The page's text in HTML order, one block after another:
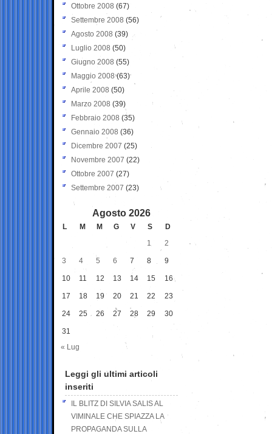
Ottobre 2008 (67)
Settembre 2008 (56)
Agosto 2008 (39)
Luglio 2008 (50)
Giugno 2008 (55)
Maggio 2008(63)
Aprile 2008 (50)
Marzo 2008 (39)
Febbraio 2008 (35)
Gennaio 2008 (36)
Dicembre 2007 (25)
Novembre 2007 (22)
Ottobre 2007 (27)
Settembre 2007 (23)
Agosto 2026
L M M G V S
D
1
2
3 4 5 6 7 8 9
10 11 12 13 14 15 16
17 18 19 20 21 22 23
24 25 26 27 28 29 30
31
« Lug
Leggi gli ultimi articoli
inseriti
IL BLITZ DI SILVIA SALIS AL
VIMINALE CHE SPIAZZA LA
PROPAGANDA SULLA